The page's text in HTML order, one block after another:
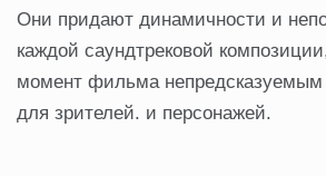
Они придают динамичности и
каждой саундтрековой
момент фильма
для зрителей. и персонажей.